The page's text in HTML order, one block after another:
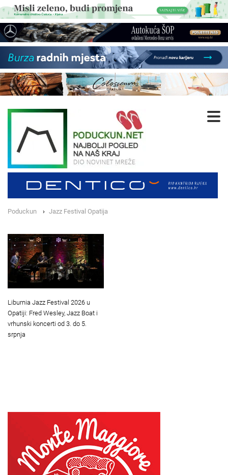
Poduckun Jazz Festival Opatija
Liburnia Jazz Festival 2026 u
Opatiji: Fred Wesley, Jazz Boat i
vrhunski koncerti od 3. do 5.
srpnja